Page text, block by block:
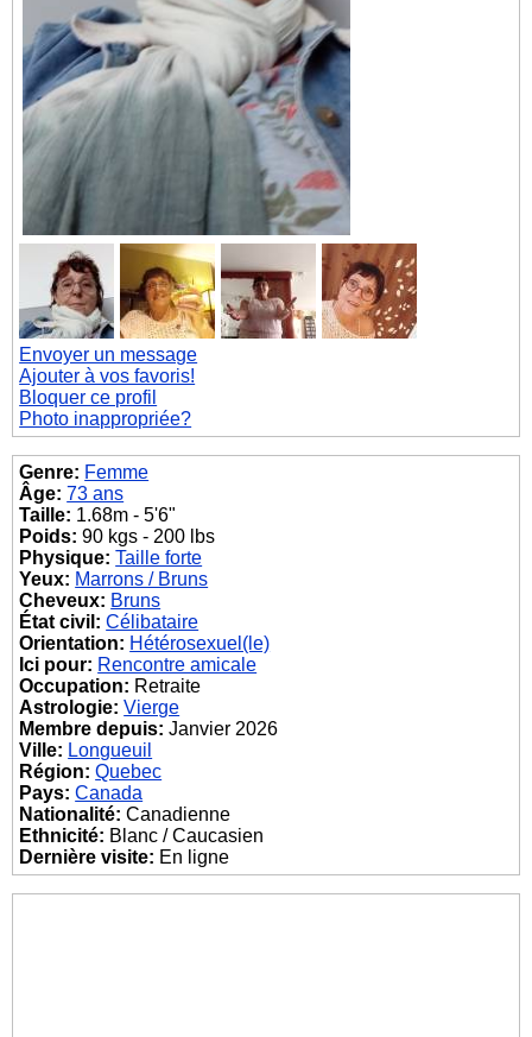
Envoyer un message
Ajouter à vos favoris!
Bloquer ce profil
Photo inappropriée?
Genre: Femme
Âge: 73 ans
Taille: 1.68m - 5'6"
Poids: 90 kgs - 200 lbs
Physique: Taille forte
Yeux: Marrons / Bruns
Cheveux: Bruns
État civil: Célibataire
Orientation: Hétérosexuel(le)
Ici pour: Rencontre amicale
Occupation: Retraite
Astrologie: Vierge
Membre depuis: Janvier 2026
Ville: Longueuil
Région: Quebec
Pays: Canada
Nationalité: Canadienne
Ethnicité: Blanc / Caucasien
Dernière visite: En ligne